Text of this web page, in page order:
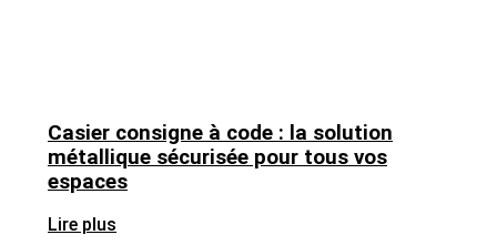
Casier consigne à code : la solution
métallique sécurisée pour tous vos
espaces
Lire plus